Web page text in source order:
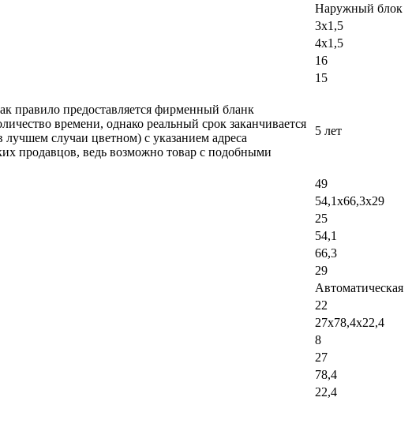
Наружный блок
3х1,5
4х1,5
16
15
правило предоставляется фирменный бланк
времени, однако реальный срок заканчивается
случаи цветном) с указанием адреса
продавцов, ведь возможно товар с подобными
5 лет
49
54,1х66,3х29
25
54,1
66,3
29
Автоматическая
22
27х78,4х22,4
8
27
78,4
22,4